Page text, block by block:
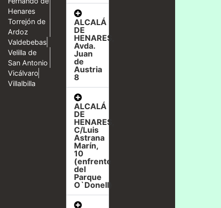
Henares
Torrejón de
Ardoz
Valdebebas
Velilla de
San Antonio
Vicálvaro
Villalbilla
ALCALÁ
DE
HENARES,
Avda.
Juan
de
Austria
8
ALCALÁ
DE
HENARES,
C/Luis
Astrana
Marín,
10
(enfrente
del
Parque
O`Donell)